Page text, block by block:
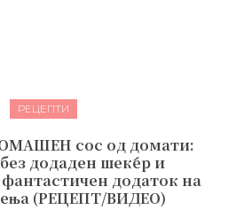
РЕЦЕПТИ
сос од домати:
додаден шеќер и
додаток на
(РЕЦЕПТ/ВИДЕО)